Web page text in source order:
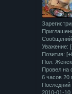
Уважение:
Позитив:
Пол:
Провел на
6 часов 20
Последний
2010-01-10